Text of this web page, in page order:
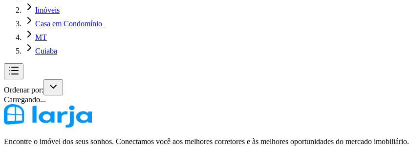
Imóveis
Casa em Condomínio
MT
Cuiaba
Ordenar por:
Carregando...
Encontre o imóvel dos seus sonhos. Conectamos você aos melhores corretores e às melhores oportunidades do mercado imobiliário.